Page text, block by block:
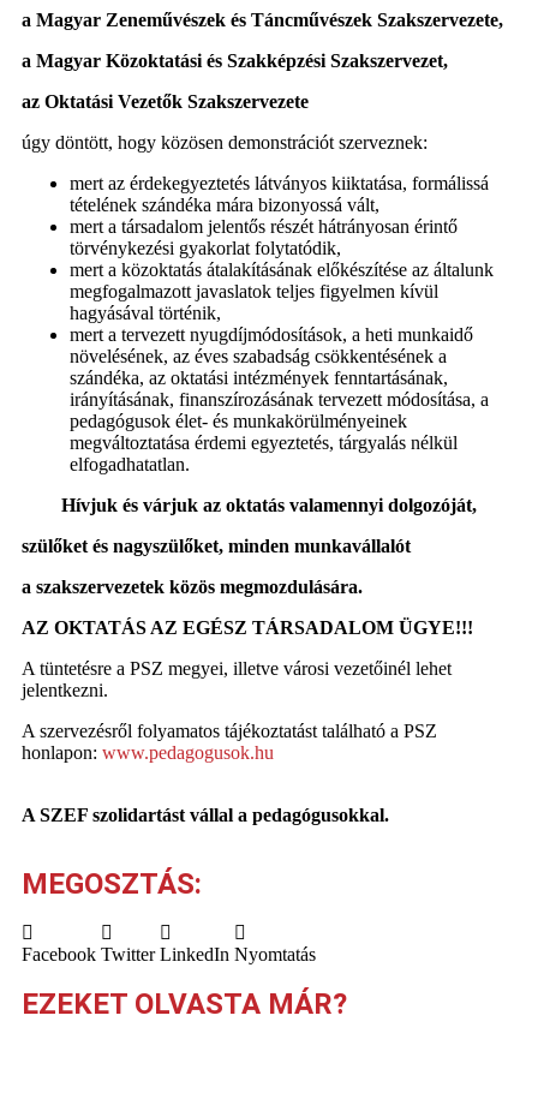
a Magyar Zeneművészek és Táncművészek Szakszervezete,
a Magyar Közoktatási és Szakképzési Szakszervezet,
az Oktatási Vezetők Szakszervezete
úgy döntött, hogy közösen demonstrációt szerveznek:
mert az érdekegyeztetés látványos kiiktatása, formálissá
tételének szándéka mára bizonyossá vált,
mert a társadalom jelentős részét hátrányosan érintő
törvénykezési gyakorlat folytatódik,
mert a közoktatás átalakításának előkészítése az általunk
megfogalmazott javaslatok teljes figyelmen kívül
hagyásával történik,
mert a tervezett nyugdíjmódosítások, a heti munkaidő
növelésének, az éves szabadság csökkentésének a
szándéka, az oktatási intézmények fenntartásának,
irányításának, finanszírozásának tervezett módosítása, a
pedagógusok élet- és munkakörülményeinek
megváltoztatása érdemi egyeztetés, tárgyalás nélkül
elfogadhatatlan.
Hívjuk és várjuk az oktatás valamennyi dolgozóját,
szülőket és nagyszülőket, minden munkavállalót
a szakszervezetek közös megmozdulására.
AZ OKTATÁS AZ EGÉSZ TÁRSADALOM ÜGYE!!!
A tüntetésre a PSZ megyei, illetve városi vezetőinél lehet
jelentkezni.
A szervezésről folyamatos tájékoztatást található a PSZ
honlapon: www.pedagogusok.hu
A SZEF szolidartást vállal a pedagógusokkal.
MEGOSZTÁS:
Facebook Twitter LinkedIn Nyomtatás
EZEKET OLVASTA MÁR?